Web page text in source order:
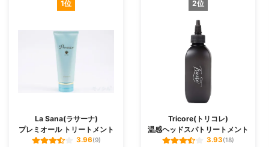
1位
La Sana(ラサーナ)
プレミオール トリートメント
3.96(9)
2位
Tricore(トリコレ)
温感ヘッドスパトリートメント
3.93(18)